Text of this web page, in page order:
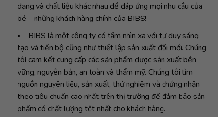
dạng và chất liệu khác nhau để đáp ứng mọi nhu cầu của
bé – những khách hàng chính của BIBS!
BIBS là một công ty có tầm nhìn xa với tư duy sáng
tạo và tiến bộ cũng như thiết lập sản xuất đổi mới. Chúng
tôi cam kết cung cấp các sản phẩm được sản xuất bền
vững, nguyên bản, an toàn và thẩm mỹ. Chúng tôi tìm
nguồn nguyên liệu, sản xuất, thử nghiệm và chứng nhận
theo tiêu chuẩn cao nhất trên thị trường để đảm bảo sản
phẩm có chất lượng tốt nhất cho khách hàng.